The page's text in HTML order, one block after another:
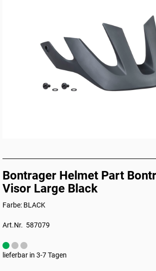
Bontrager Helmet Part
Visor Large Black
Farbe: BLACK
Art.Nr. 587079
lieferbar in 3-7 Tagen